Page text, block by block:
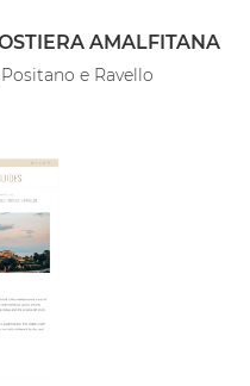
AMALFITANA
e Ravello